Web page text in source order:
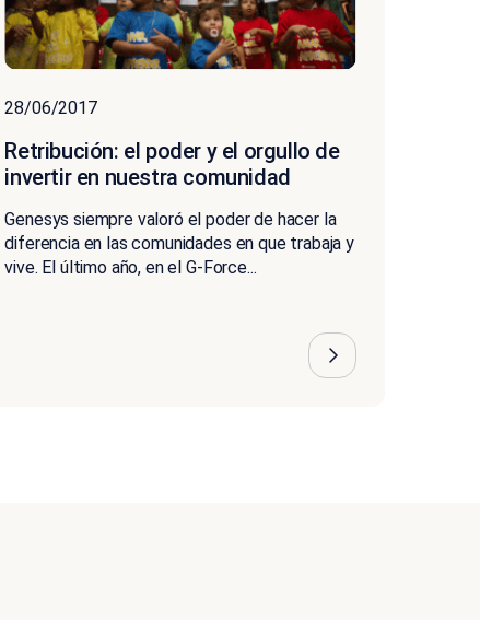
28/06/2017
Retribución: el poder y el orgullo de
invertir en nuestra comunidad
Genesys siempre valoró el poder de hacer la
diferencia en las comunidades en que trabaja y
vive. El último año, en el G-Force...